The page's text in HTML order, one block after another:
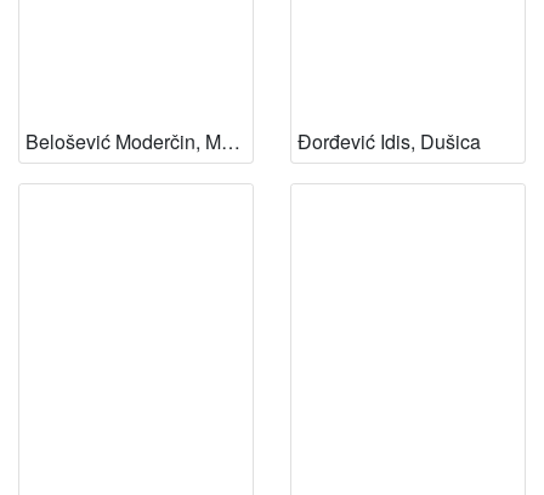
Belošević Moderčin, Marijana Đorđević Idis, Dušica